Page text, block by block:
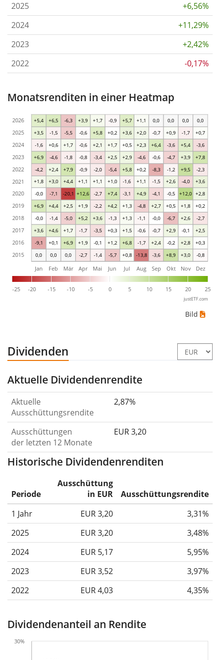
2025
+6,56%
2024
+11,29%
2023
+2,42%
2022
-0,17%
Monatsrenditen in einer Heatmap
0,0 0,0 0,0 -2,7 -1,4 -5,7 +0,8 -13,8 -3,6 +8,9 +3,0 -0,8
-9,1 +0,1 +6,9 +1,9 -0,1 +1,2 +6,8 -1,7 +2,4 -0,2 +2,8 +0,3
+3,6 +4,6 +1,7 -1,7 -3,5 +0,3 +1,5 -0,6 -0,7 +2,9 -0,1 +2,5
-0,0 -1,4 -5,0 +5,2 +3,6 -1,3 +1,3 -1,1 -0,0 -6,7 +2,6 -2,7
+6,9 +4,4 +2,5 +1,9 -2,2 +4,2 +1,3 -4,8 +2,7 +0,5 +1,8 +0,2
-0,0 -7,1 -20,1 +12,6 -2,7 +7,4 -3,1 +4,9 -4,1 -0,5 +12,0 +2,8
+1,8 +3,0 +4,4 +1,1 +1,1 +1,0 -1,6 +1,1 -1,5 +2,6 -4,0 +3,6
-4,2 +2,4 +7,9 -0,9 -2,0 -5,4 +5,8 +0,2 -8,3 -1,2 +9,5 -2,3
+6,9 -4,6 -1,8 -0,8 -3,4 +2,5 +2,9 -4,6 -0,6 -4,7 +3,9 +7,8
-1,6 +0,6 +1,7 -0,6 +2,1 +1,7 +0,5 +2,3 +6,4 -3,6 +5,4 -3,6
+3,5 -1,5 -5,5 -0,6 +5,8 +0,2 +3,6 +2,0 -0,7 +0,9 -1,7 +0,7
+5,4 +6,5 -6,3 +3,9 +1,7 -0,9 +5,7 +1,1 0,0 0,0 0,0 0,0
-25 -20 -15 -10 -5 0 5 10 15 20 25
Jan Feb Mär Apr Mai Jun Jul Aug Sep Okt Nov Dez
2015
2016
2017
2018
2019
2020
2021
2022
2023
2024
2025
2026
justETF.com
Bild
Dividenden
Aktuelle Dividendenrendite
Aktuelle
Ausschüttungsrendite
2,87%
Ausschüttungen
der letzten 12 Monate
EUR 3,20
Historische Dividendenrenditen
Periode
Ausschüttung
in EUR
Ausschüttungsrendite
1 Jahr
EUR 3,20
3,31%
2025
EUR 3,20
3,48%
2024
EUR 5,17
5,95%
2023
EUR 3,52
3,97%
2022
EUR 4,03 4,35%
Dividendenanteil an Rendite
30%